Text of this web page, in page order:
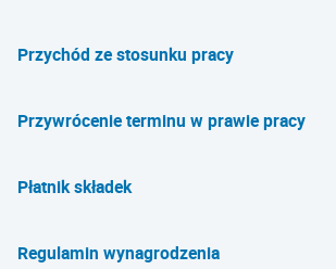
Przychód ze stosunku pracy
Przywrócenie terminu w prawie pracy
Płatnik składek
Regulamin wynagrodzenia